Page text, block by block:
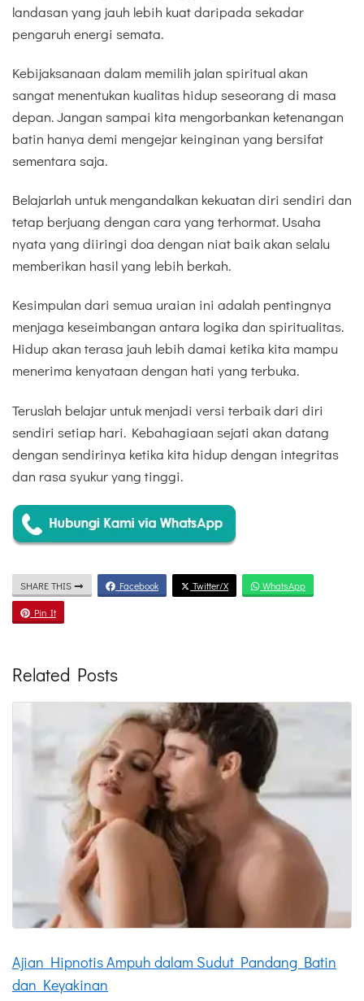
landasan yang jauh lebih kuat daripada sekadar
pengaruh energi semata.
Kebijaksanaan dalam memilih jalan spiritual akan
sangat menentukan kualitas hidup seseorang di masa
depan. Jangan sampai kita mengorbankan ketenangan
batin hanya demi mengejar keinginan yang bersifat
sementara saja.
Belajarlah untuk mengandalkan kekuatan diri sendiri dan
tetap berjuang dengan cara yang terhormat. Usaha
nyata yang diiringi doa dengan niat baik akan selalu
memberikan hasil yang lebih berkah.
Kesimpulan dari semua uraian ini adalah pentingnya
menjaga keseimbangan antara logika dan spiritualitas.
Hidup akan terasa jauh lebih damai ketika kita mampu
menerima kenyataan dengan hati yang terbuka.
Teruslah belajar untuk menjadi versi terbaik dari diri
sendiri setiap hari. Kebahagiaan sejati akan datang
dengan sendirinya ketika kita hidup dengan integritas
dan rasa syukur yang tinggi.
SHARE THIS Facebook Twitter/X WhatsApp
Pin It
Related Posts
Ajian Hipnotis Ampuh dalam Sudut Pandang Batin
dan Keyakinan